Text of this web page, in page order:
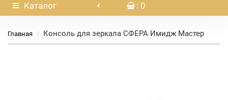
Каталог : 0
Главная Консоль для зеркала СФЕРА Имидж Мастер